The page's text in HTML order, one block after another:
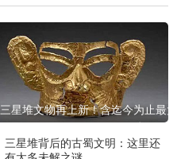
三星堆文物再上新！含迄今为止最大
三星堆背后的古蜀文明：这里还